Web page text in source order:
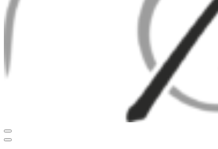
Navigationsmenü
Navigationsmenü